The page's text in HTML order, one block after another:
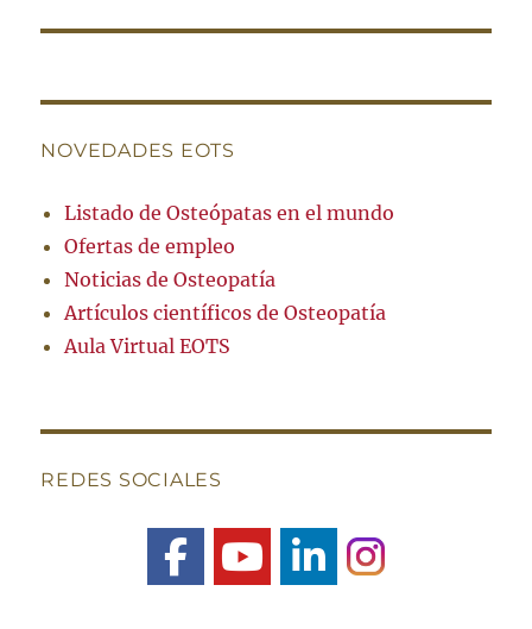
NOVEDADES EOTS
Listado de Osteópatas en el mundo
Ofertas de empleo
Noticias de Osteopatía
Artículos científicos de Osteopatía
Aula Virtual EOTS
REDES SOCIALES